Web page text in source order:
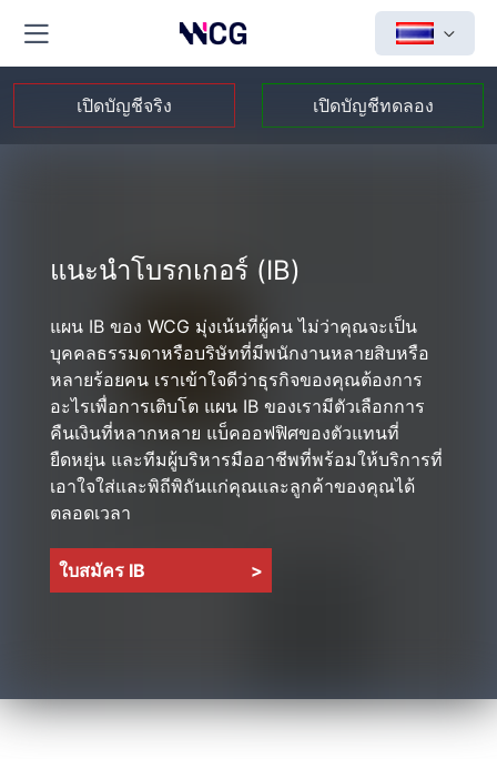
เปิดบัญชีจริง เปิดบัญชีทดลอง
แนะนำโบรกเกอร์ (IB)
แผน IB ของ WCG มุ่งเน้นที่ผู้คน ไม่ว่าคุณจะเป็น
บุคคลธรรมดาหรือบริษัทที่มีพนักงานหลายสิบหรือ
หลายร้อยคน เราเข้าใจดีว่าธุรกิจของคุณต้องการ
อะไรเพื่อการเติบโต แผน IB ของเรามีตัวเลือกการ
คืนเงินที่หลากหลาย แบ็คออฟฟิศของตัวแทนที่
ยืดหยุ่น และทีมผู้บริหารมืออาชีพที่พร้อมให้บริการที่
เอาใจใส่และพิถีพิถันแก่คุณและลูกค้าของคุณได้
ตลอดเวลา
ใบสมัคร IB >